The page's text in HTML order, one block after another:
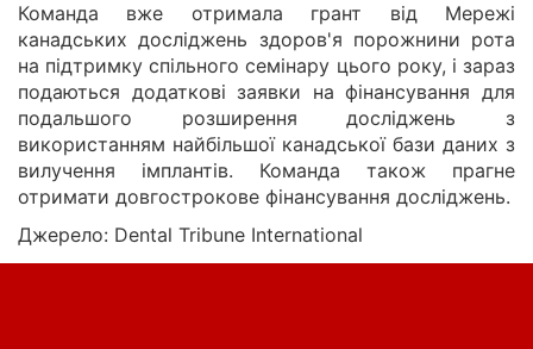
Команда вже отримала грант від Мережі
канадських досліджень здоров'я порожнини рота
на підтримку спільного семінару цього року, і зараз
подаються додаткові заявки на фінансування для
подальшого розширення досліджень з
використанням найбільшої канадської бази даних з
вилучення імплантів. Команда також прагне
отримати довгострокове фінансування досліджень.
Джерело: Dental Tribune International